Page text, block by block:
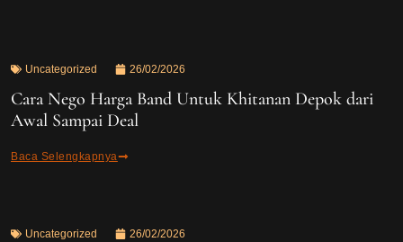
Uncategorized 26/02/2026
Cara Nego Harga Band Untuk Khitanan Depok dari
Awal Sampai Deal
Baca Selengkapnya
Uncategorized 26/02/2026